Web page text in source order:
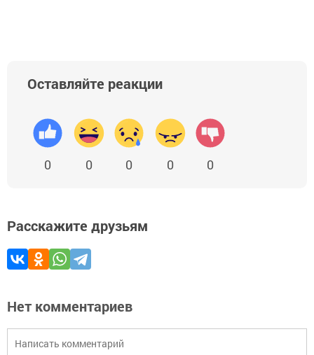
Оставляйте реакции
0 0 0 0 0
Расскажите друзьям
Нет комментариев